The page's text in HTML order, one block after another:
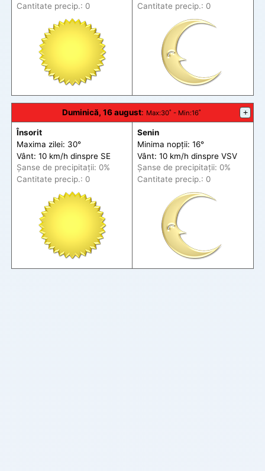
Cantitate precip.: 0
Cantitate precip.: 0
Duminică, 16 august: Max:30˚ - Min:16˚ +
Însorit
Maxima zilei: 30°
Vânt: 10 km/h dinspre SE
Șanse de precipitații: 0%
Cantitate precip.: 0
Senin
Minima nopții: 16°
Vânt: 10 km/h dinspre VSV
Șanse de precipitații: 0%
Cantitate precip.: 0